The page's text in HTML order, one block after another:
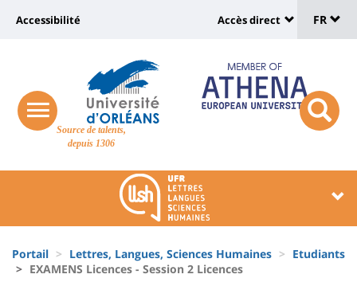
Site
Source de talents,
depuis 1306
Recherche
responsive
menu
button
Université
vers
page
accessibilité
Accessibilité
:
Shortcut
links
Accès direct
de
FR
Block
liste
d'Ariane
Portail Lettres, Langues, Sciences Humaines
Etudiants
EXAMENS Licences - Session 2 Licences